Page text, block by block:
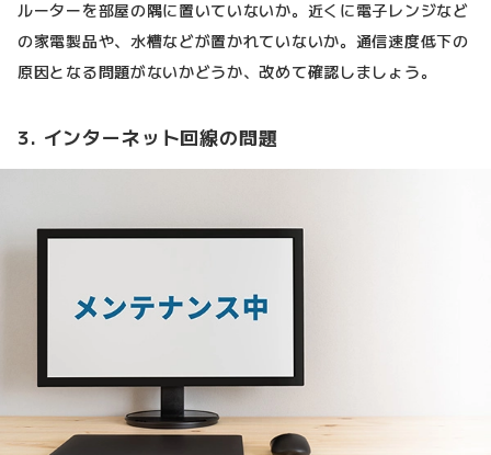
ルーターを部屋の隅に置いていないか。近くに電子レンジなど
の家電製品や、水槽などが置かれていないか。通信速度低下の
原因となる問題がないかどうか、改めて確認しましょう。
3. インターネット回線の問題